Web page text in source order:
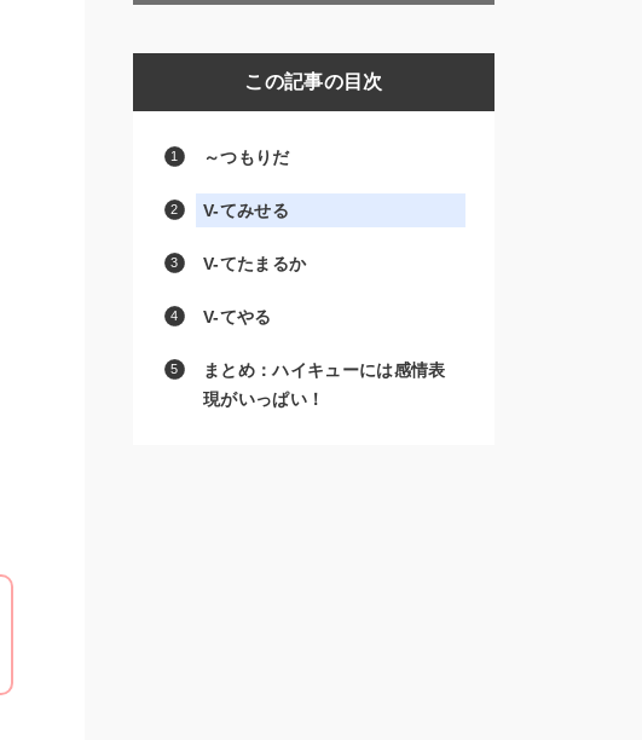
この記事の目次
～つもりだ
V-てみせる
V-てたまるか
V-てやる
まとめ：ハイキューには感情表
現がいっぱい！